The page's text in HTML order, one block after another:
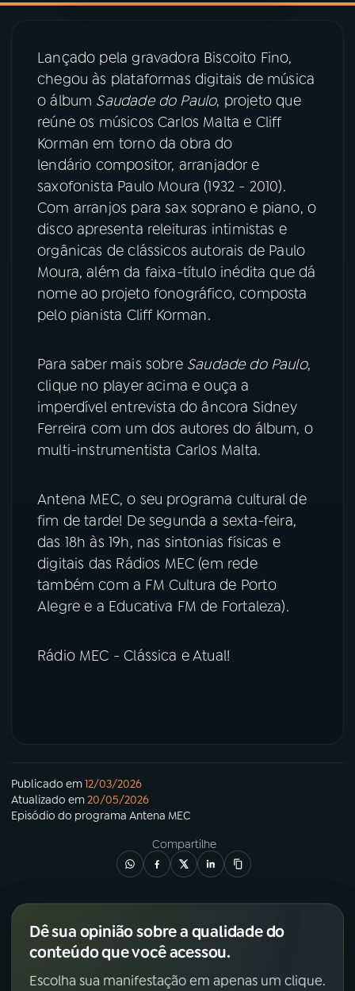
07ÚLTIMAS
08PRÊMIO RÁDIO MEC
ACOMPANHE A RÁDIO MEC
YouTube Facebook
Instagram X
TikTok
Lançado pela gravadora Biscoito Fino,
chegou às plataformas digitais de música
o álbum Saudade do Paulo, projeto que
reúne os músicos Carlos Malta e Cliff
Korman em torno da obra do
lendário compositor, arranjador e
saxofonista Paulo Moura (1932 - 2010).
Com arranjos para sax soprano e piano, o
disco apresenta releituras intimistas e
orgânicas de clássicos autorais de Paulo
Moura, além da faixa-título inédita que dá
nome ao projeto fonográfico, composta
pelo pianista Cliff Korman.
Para saber mais sobre Saudade do Paulo,
clique no player acima e ouça a
imperdível entrevista do âncora Sidney
Ferreira com um dos autores do álbum, o
multi-instrumentista Carlos Malta.
Antena MEC, o seu programa cultural de
fim de tarde! De segunda a sexta-feira,
das 18h às 19h, nas sintonias físicas e
digitais das Rádios MEC (em rede
também com a FM Cultura de Porto
Alegre e a Educativa FM de Fortaleza).
Rádio MEC - Clássica e Atual!
Publicado em12/03/2026
Atualizado em20/05/2026
Episódio do programa Antena MEC
Compartilhe
Dê sua opinião sobre a qualidade do
conteúdo que você acessou.
Escolha sua manifestação em apenas um clique.